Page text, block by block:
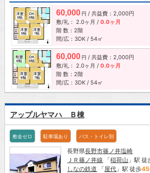
60,000 円 / 共益費：2,000円
敷/礼： 2.0ヶ月 / 0.0ヶ月
階 数：2階
間/広：3DK / 54㎡
60,000 円 / 共益費：2,000円
敷/礼： 2.0ヶ月 / 0.0ヶ月
階 数：2階
間/広：3DK / 54㎡
アップルヤマハ Ｂ棟
敷金ゼロ 駐車場あり バス・トイレ別
長野県長野市篠ノ井塩崎
ＪＲ篠ノ井線 「稲荷山 」駅 徒
しなの鉄道 「屋代 」駅 徒歩45